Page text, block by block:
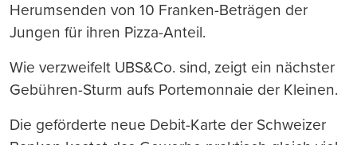
Herumsenden von 10 Franken-Beträgen der
Jungen für ihren Pizza-Anteil.
Wie verzweifelt UBS&Co. sind, zeigt ein nächster
Gebühren-Sturm aufs Portemonnaie der Kleinen.
Die geförderte neue Debit-Karte der Schweizer